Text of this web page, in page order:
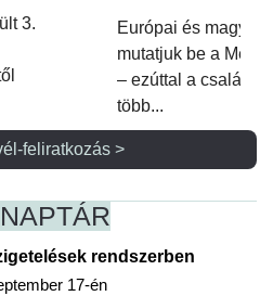
3.
Európai és magyar
mutatjuk be a
– ezúttal a családi
több...
feliratkozás >
NAPTÁR
rendszerben
17-én